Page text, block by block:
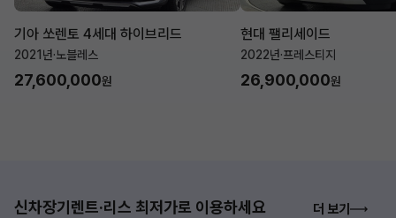
기아 쏘렌토 4세대 하이브리드
2021년·노블레스
27,600,000원
현대 팰리세이드
2022년·프레스티지
26,900,000원
신차장기렌트·리스 최저가로 이용하세요 더 보기